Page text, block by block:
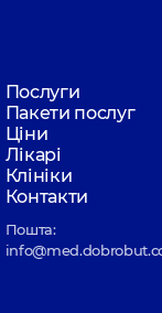
Послуги
Пакети послуг
Ціни
Лікарі
Клініки
Контакти
Пошта: